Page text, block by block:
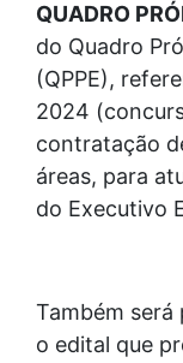
QUADRO
do Quadro
(QPPE),
2024
contratação
áreas, para
do Executivo
Também será
o edital que